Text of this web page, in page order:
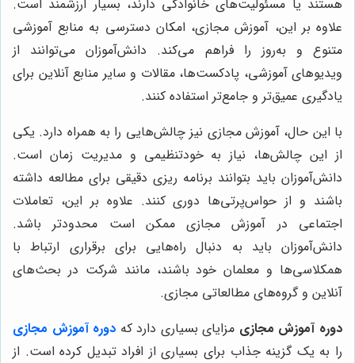
هستند یا مسئولیت‌های خانوادگی دارند، بسیار ارزشمند است.
علاوه بر این، آموزش مجازی، امکان دسترسی به منابع آموزشی
متنوع و به‌روز را فراهم می‌کند. دانش‌آموزان می‌توانند از
ویدیوهای آموزشی، پادکست‌ها، مقالات و سایر منابع آنلاین برای
یادگیری عمیق‌تر و جامع‌تر استفاده کنند.
با این حال، آموزش مجازی نیز چالش‌هایی را به همراه دارد. یکی
از این چالش‌ها، نیاز به خودتنظیمی و مدیریت زمان است.
دانش‌آموزان باید بتوانند برنامه ریزی دقیقی برای مطالعه داشته
باشند و از حواس‌پرتی‌ها دوری کنند. علاوه بر این، تعاملات
اجتماعی در آموزش مجازی ممکن است محدودتر باشد.
دانش‌آموزان باید به دنبال راه‌هایی برای برقراری ارتباط با
همکلاسی‌ها و معلمان خود باشند، مانند شرکت در بحث‌های
آنلاین و گروه‌های مطالعاتی مجازی.
دوره آموزش مجازی مزایای بسیاری دارد که دوره آموزش مجازی
را به یک گزینه جذاب برای بسیاری از افراد تبدیل کرده است. از